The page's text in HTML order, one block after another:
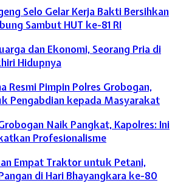
Selo Gelar Kerja Bakti Bersihkan
Sambut HUT ke-81 RI
dan Ekonomi, Seorang Pria di
Hidupnya
Resmi Pimpin Polres Grobogan,
Pengabdian kepada Masyarakat
Naik Pangkat, Kapolres: Ini
Profesionalisme
Empat Traktor untuk Petani,
di Hari Bhayangkara ke-80